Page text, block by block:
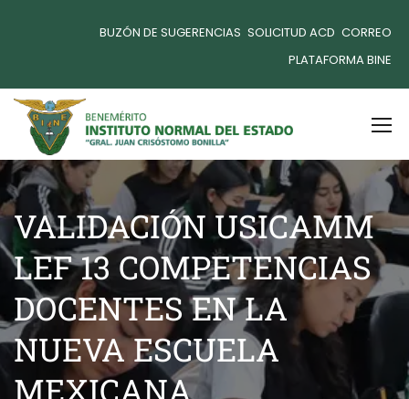
BUZÓN DE SUGERENCIAS SOLICITUD ACD CORREO
PLATAFORMA BINE
VALIDACIÓN USICAMM
LEF 13 COMPETENCIAS
DOCENTES EN LA
NUEVA ESCUELA
MEXICANA